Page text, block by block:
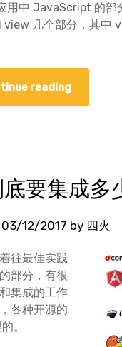
用中 JavaScript 的部
几个部分，其中
reading
要集成多
03/12/2017 by 四火
往最佳实践
部分，有很
集成的工作
各种开源的
。